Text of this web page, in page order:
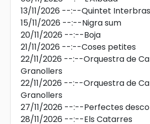
13/11/2026 --:--Quintet
15/11/2026 --:--Nigra sum
20/11/2026 --:--Boja
21/11/2026 --:--Coses petites
22/11/2026 --:--Orquestra de
Granollers
22/11/2026 --:--Orquestra de
Granollers
27/11/2026 --:--Perfectes
28/11/2026 --:--Els Catarres